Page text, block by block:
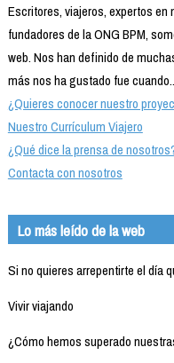
Escritores, viajeros, expertos en
fundadores de la ONG BPM,
web. Nos han definido de
más nos ha gustado fue
¿Quieres conocer nuestro
Nuestro Currículum Viajero
¿Qué dice la prensa de
Contacta con nosotros
Lo más leído de la web
Si no quieres arrepentirte el día
Vivir viajando
¿Cómo hemos superado